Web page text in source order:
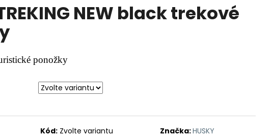
NEW black trekové
ponožky
Kód: Zvolte variantu Značka:HUSKY